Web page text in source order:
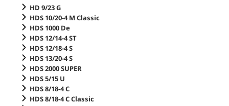
HD 9/23 G
HDS 10/20-4 M Classic
HDS 1000 De
HDS 12/14-4 ST
HDS 12/18-4 S
HDS 13/20-4 S
HDS 2000 SUPER
HDS 5/15 U
HDS 8/18-4 C
HDS 8/18-4 C Classic